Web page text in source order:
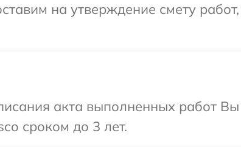
на утверждение смету
акта выполненных работ
сроком до 3 лет.